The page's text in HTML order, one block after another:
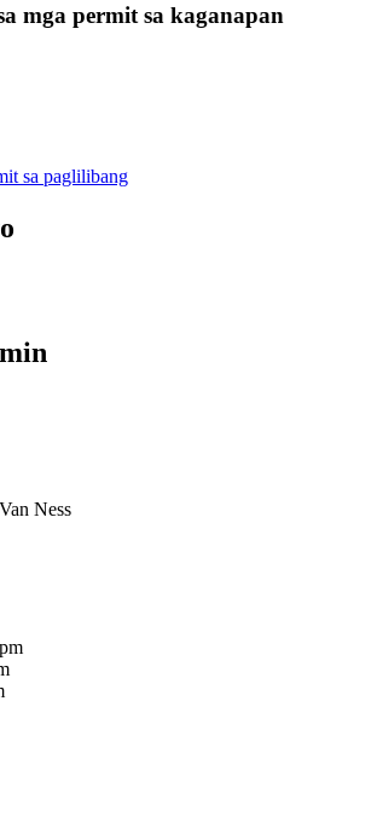
mga permit sa kaganapan
sa paglilibang
Ness